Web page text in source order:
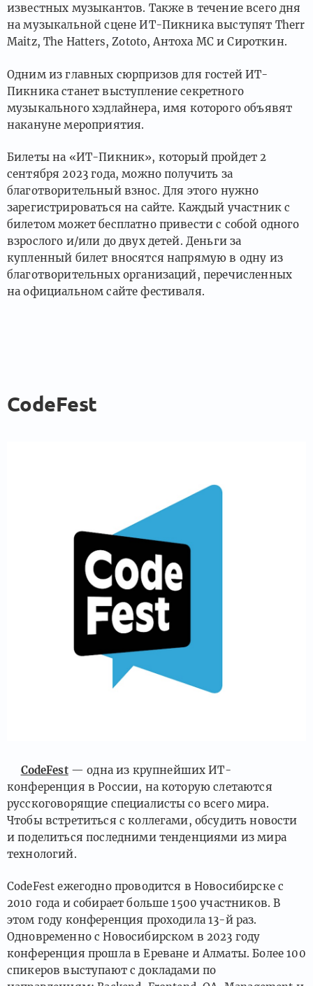
известных музыкантов. Также в течение всего дня
на музыкальной сцене ИТ-Пикника выступят Therr
Maitz, The Hatters, Zototo, Антоха МС и Сироткин.
Одним из главных сюрпризов для гостей ИТ-
Пикника станет выступление секретного
музыкального хэдлайнера, имя которого объявят
накануне мероприятия.
Билеты на «ИТ-Пикник», который пройдет 2
сентября 2023 года, можно получить за
благотворительный взнос. Для этого нужно
зарегистрироваться на сайте. Каждый участник с
билетом может бесплатно привести с собой одного
взрослого и/или до двух детей. Деньги за
купленный билет вносятся напрямую в одну из
благотворительных организаций, перечисленных
на официальном сайте фестиваля.
CodeFest
CodeFest— одна из крупнейших ИТ-
конференция в России, на которую слетаются
русскоговорящие специалисты со всего мира.
Чтобы встретиться с коллегами, обсудить новости
и поделиться последними тенденциями из мира
технологий.
CodeFest ежегодно проводится в Новосибирске с
2010 года и собирает больше 1500 участников. В
этом году конференция проходила 13-й раз.
Одновременно с Новосибирском в 2023 году
конференция прошла в Ереване и Алматы. Более 100
спикеров выступают с докладами по